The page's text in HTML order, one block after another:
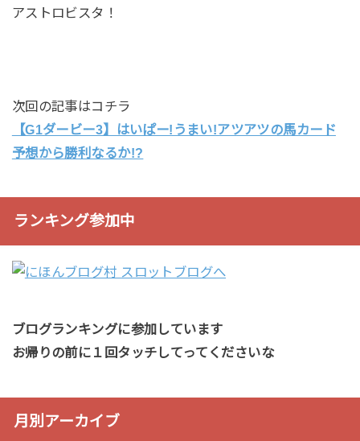
アストロビスタ！
次回の記事はコチラ
【G1ダービー3】はいぱー!うまい!アツアツの馬カード
予想から勝利なるか!?
ランキング参加中
ブログランキングに参加しています
お帰りの前に１回タッチしてってくださいな
月別アーカイブ